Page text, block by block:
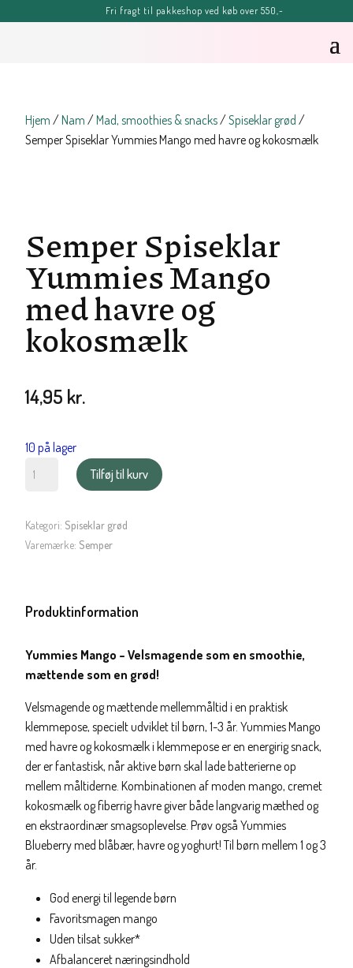
Fri fragt til pakkeshop ved køb over 550,-
Hjem /Nam /Mad, smoothies & snacks/Spiseklar grød /
Semper Spiseklar Yummies Mango med havre og kokosmælk
Semper Spiseklar
Yummies Mango
med havre og
kokosmælk
14,95 kr.
10 på lager
Semper
Mango
med
kokosmælk
Tilføj til kurv
Kategori: Spiseklar grød
Varemærke: Semper
Produktinformation
Yummies Mango – Velsmagende som en smoothie,
mættende som en grød!
Velsmagende og mættende mellemmåltid i en praktisk
klemmepose, specielt udviklet til børn, 1-3 år. Yummies Mango
med havre og kokosmælk i klemmepose er en energirig snack,
der er fantastisk, når aktive børn skal lade batterierne op
mellem måltiderne. Kombinationen af moden mango, cremet
kokosmælk og fiberrig havre giver både langvarig mæthed og
en ekstraordinær smagsoplevelse. Prøv også Yummies
Blueberry med blåbær, havre og yoghurt! Til børn mellem 1 og 3
år.
God energi til legende børn
Favoritsmagen mango
Uden tilsat sukker*
Afbalanceret næringsindhold
FERIE-MELDING